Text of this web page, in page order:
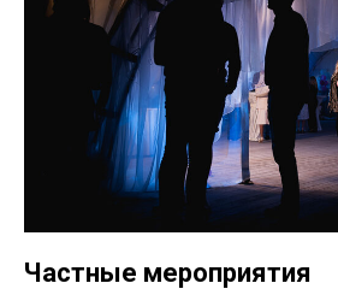
Частные мероприятия